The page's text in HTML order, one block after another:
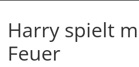
Harry spielt
Feuer